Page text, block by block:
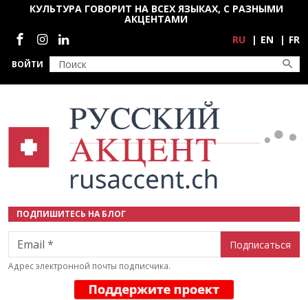
Перейти к основному содержанию
ВОЙТИ
КУЛЬТУРА ГОВОРИТ НА ВСЕХ ЯЗЫКАХ, С РАЗНЫМИ
АКЦЕНТАМИ
Социальные сети
RU EN FR
ПОДПИШИТЕСЬ НА БЛОГ
Email
Адрес электронной почты подписчика.